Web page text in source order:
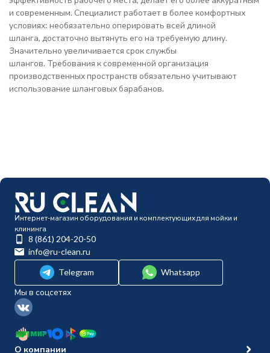
и современным. Специалист работает в более комфортных
условиях: необязательно оперировать всей длиной
шланга, достаточно вытянуть его на требуемую длину.
Значительно увеличивается срок службы
шлангов. Требования к современной организация
производственных пространств обязательно учитывают
использование шланговых барабанов.
Интернет-магазин оборудования и комплектующих для мойки и
клининга
8 (861) 204-20-50
info@ru-clean.ru
Telegram
Whatsapp
Мы в соцсетях
О компании